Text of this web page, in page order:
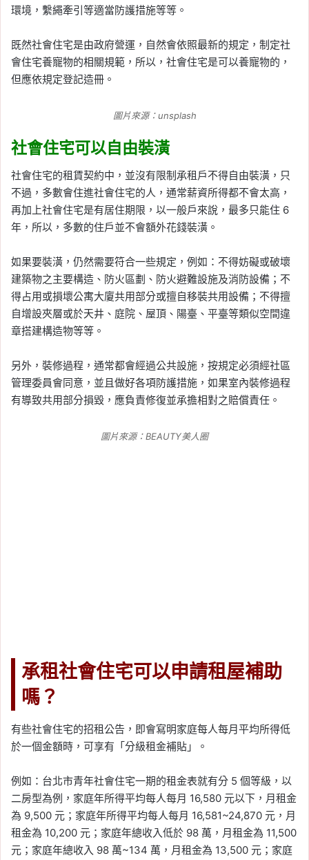
環境，繫繩牽引等適當防護措施等等。
既然社會住宅是由政府營運，自然會依照最新的規定，制定社
會住宅養寵物的相關規範，所以，社會住宅是可以養寵物的，
但應依規定登記造冊。
圖片來源：unsplash
社會住宅可以自由裝潢
社會住宅的租賃契約中，並沒有限制承租戶不得自由裝潢，只
不過，多數會住進社會住宅的人，通常薪資所得都不會太高，
再加上社會住宅是有居住期限，以一般戶來說，最多只能住 6
年，所以，多數的住戶並不會額外花錢裝潢。
如果要裝潢，仍然需要符合一些規定，例如：不得妨礙或破壞
建築物之主要構造、防火區劃、防火避難設施及消防設備；不
得占用或損壞公寓大廈共用部分或擅自移裝共用設備；不得擅
自增設夾層或於天井、庭院、屋頂、陽臺、平臺等類似空間違
章搭建構造物等等。
另外，裝修過程，通常都會經過公共設施，按規定必須經社區
管理委員會同意，並且做好各項防護措施，如果室內裝修過程
有導致共用部分損毀，應負責修復並承擔相對之賠償責任。
圖片來源：BEAUTY美人圈
承租社會住宅可以申請租屋補助
嗎？
有些社會住宅的招租公告，即會寫明家庭每人每月平均所得低
於一個金額時，可享有「分級租金補貼」。
例如：台北市青年社會住宅一期的租金表就有分 5 個等級，以
二房型為例，家庭年所得平均每人每月 16,580 元以下，月租金
為 9,500 元；家庭年所得平均每人每月 16,581~24,870 元，月
租金為 10,200 元；家庭年總收入低於 98 萬，月租金為 11,500
元；家庭年總收入 98 萬~134 萬，月租金為 13,500 元；家庭